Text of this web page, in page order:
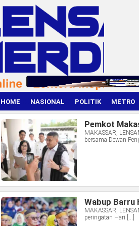
HOME NASIONAL POLITIK METRO
TAG ARCHIVES:MUNAFRI
Pemkot
MAKASSAR,
bersama Dewan
Wabup Barru
MAKASSAR,
peringatan Hari […]